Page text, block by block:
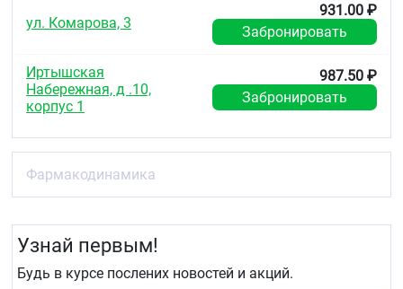
ул. Комарова, 3
931.00 ₽
Забронировать
Иртышская
Набережная, д .10,
корпус 1
987.50 ₽
Забронировать
Фармакодинамика
Узнай первым!
Будь в курсе послених новостей и акций.